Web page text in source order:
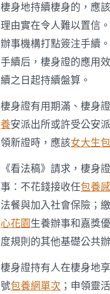
棲身地持續棲身的，應
理由實在令人難以置信
辦事機構打點簽注手續
手續后，棲身證的應用
續之日起持續盤算。
棲身證有用期滿、棲身
養安派出所或許受公安
領新證時，應該女大生
《看法稿》請求，棲身
事：不花錢接收任包養
法餐與加入社會保險；
心花園生養辦事和嘉獎
度規則的其他基礎公共
棲身證持有人在棲身地
號包養網單次 ；申領靈